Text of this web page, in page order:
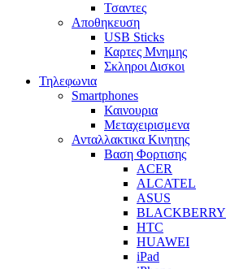
Τσαντες
Αποθηκευση
USB Sticks
Καρτες Μνημης
Σκληροι Δισκοι
Τηλεφωνια
Smartphones
Καινουρια
Μεταχειρισμενα
Ανταλλακτικα Κινητης
Βαση Φορτισης
ACER
ALCATEL
ASUS
BLACKBERRY
HTC
HUAWEI
iPad